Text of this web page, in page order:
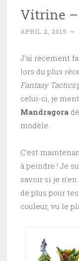
Vitrine
APRIL 2, 2015 ~
J’ai récement
lors du plus
Fantasy Tactics
celui-ci, je
Mandragora
modèle.
C’est
à peindre ! Je
savoir si je
de plus pour
couleur, vu le